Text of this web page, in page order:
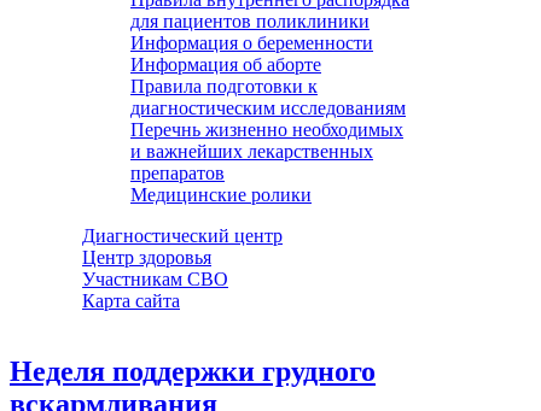
для пациентов поликлиники
Информация о беременности
Информация об аборте
Правила подготовки к
диагностическим исследованиям
Перечнь жизненно необходимых
и важнейших лекарственных
препаратов
Медицинские ролики
Диагностический центр
Центр здоровья
Участникам СВО
Карта сайта
Неделя поддержки грудного
вскармливания